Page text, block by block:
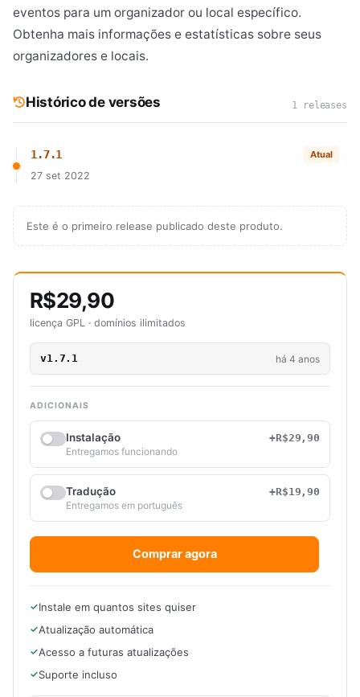
eventos para um organizador ou local específico.
Obtenha mais informações e estatísticas sobre seus
organizadores e locais.
Histórico de versões 1 releases
1.7.1 Atual
27 set 2022
Este é o primeiro release publicado deste produto.
R$29,90
licença GPL · domínios ilimitados
v1.7.1 há 4 anos
ADICIONAIS
Instalação
+R$29,90
Entregamos funcionando
Tradução
+R$19,90
Entregamos em português
Comprar agora
Instale em quantos sites quiser
Atualização automática
Acesso a futuras atualizações
Suporte incluso